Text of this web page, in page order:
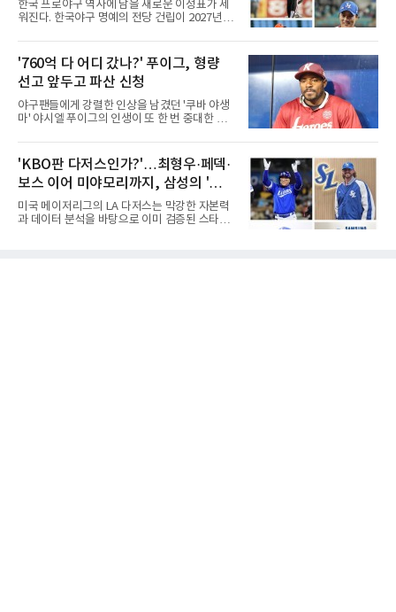
날 공동 4위에서 선두로 올라섰다. 공동 2위 그
룹(8언더파 136타)과는 한 타 차다.이 대회는 그
받았으나, 지난해 상금순위 75위에 그쳐 시드순
위전으로 밀렸고 본선에서도 78위에
한국 프로야구 역사에 남을 새로운 이정표가 세
워진다. 한국야구 명예의 전당 건립이 2027년으
문으로 향하고 있다. "누가 한국 야구 최초의 명
예의 전당 헌액자가 될 것인가?"현재 가장 많이
거론되는 후보군은 선동열, 최동원, 이승엽, 송
진우, 그리고 김응용 감독이다. 한국 야구의 시
대별 상징성과 업적을 고려하면 충분히 설득력
있는 이름들이다.선동열은 한국 야구가 배출한
최고의 투수로 평가받는다. 해태 시절 통산 146
프로야구에서도 성공하며 한국 선수의 해외 진
출 가능성을 보여준 상징적인 존
'760억 다 어디 갔나?' 푸이그, 형량
선고 앞두고 파산 신청
야구팬들에게 강렬한 인상을 남겼던 '쿠바 야생
마' 야시엘 푸이그의 인생이 또 한 번 중대한 갈
거액을 벌었던 푸이그가 연방 사건 선고를 앞두
고 파산보호를 신청했다.푸이그는 최근 미국 플
로리다 파산 법원에 챕터11 파산보호 신청을 냈
다. 챕터11은 기업이나 개인이 채권자들과 협의
를 통해 재정 구조를 재편할 수 있도록 돕는 제도
다.미 매체들에 따르면 푸이그의 자산 규모는
1000만~5000만 달러(약 146억~730억 원), 부
'KBO판 다저스인가?'…최형우·페덱·
보스 이어 미야모리까지, 삼성의 '스펙
만렙' 승부수
미국 메이저리그의 LA 다저스는 막강한 자본력
과 데이터 분석을 바탕으로 이미 검증된 스타들